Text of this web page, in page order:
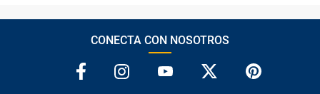
CONECTA CON NOSOTROS